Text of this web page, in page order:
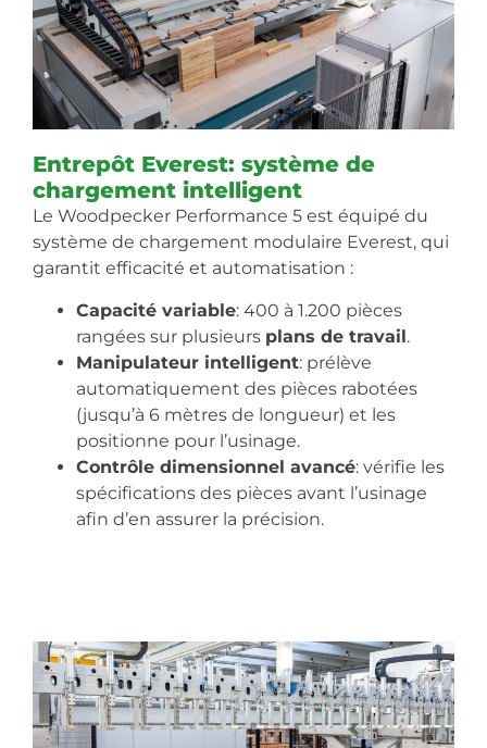
Entrepôt Everest: système de
chargement intelligent
Le Woodpecker Performance 5 est équipé du
système de chargement modulaire Everest, qui
garantit efficacité et automatisation :
Capacité variable: 400 à 1.200 pièces
rangées sur plusieurs plans de travail.
Manipulateur intelligent: prélève
automatiquement des pièces rabotées
(jusqu’à 6 mètres de longueur) et les
positionne pour l’usinage.
Contrôle dimensionnel avancé: vérifie les
spécifications des pièces avant l’usinage
afin d’en assurer la précision.